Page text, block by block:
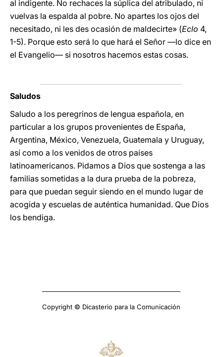
al indigente. No rechaces la súplica del atribulado, ni
vuelvas la espalda al pobre. No apartes los ojos del
necesitado, ni les des ocasión de maldecirte» (Eclo 4,
1-5). Porque esto será lo que hará el Señor —lo dice en
el Evangelio— si nosotros hacemos estas cosas.
Saludos
Saludo a los peregrinos de lengua española, en
particular a los grupos provenientes de España,
Argentina, México, Venezuela, Guatemala y Uruguay,
así como a los venidos de otros países
latinoamericanos. Pidamos a Dios que sostenga a las
familias sometidas a la dura prueba de la pobreza,
para que puedan seguir siendo en el mundo lugar de
acogida y escuelas de auténtica humanidad. Que Dios
los bendiga.
Copyright © Dicasterio para la Comunicación